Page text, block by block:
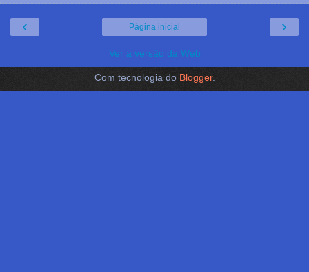
‹ ›
Página inicial
Ver a versão da Web
Com tecnologia do Blogger.